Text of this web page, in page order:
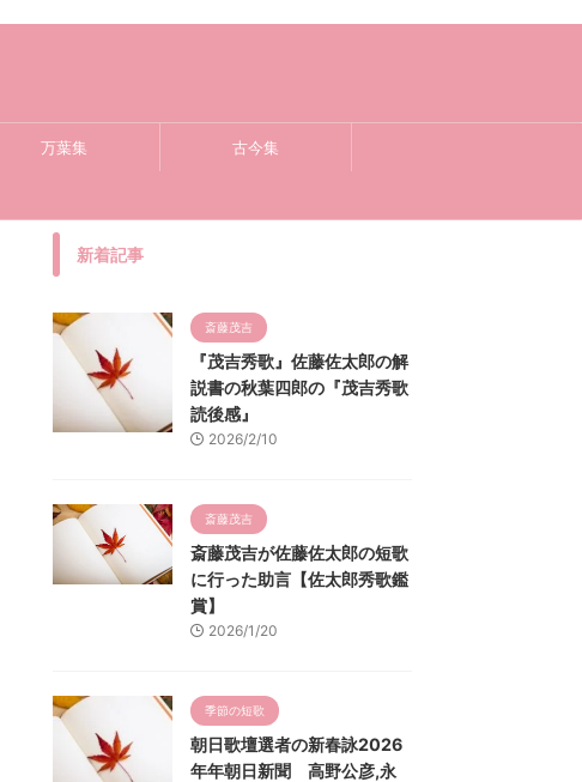
万葉集 古今集
新着記事
斎藤茂吉
『茂吉秀歌』佐藤佐太郎の解
説書の秋葉四郎の『茂吉秀歌
読後感』
2026/2/10
斎藤茂吉
斎藤茂吉が佐藤佐太郎の短歌
に行った助言【佐太郎秀歌鑑
賞】
2026/1/20
季節の短歌
朝日歌壇選者の新春詠2026
年年朝日新聞 高野公彦,永